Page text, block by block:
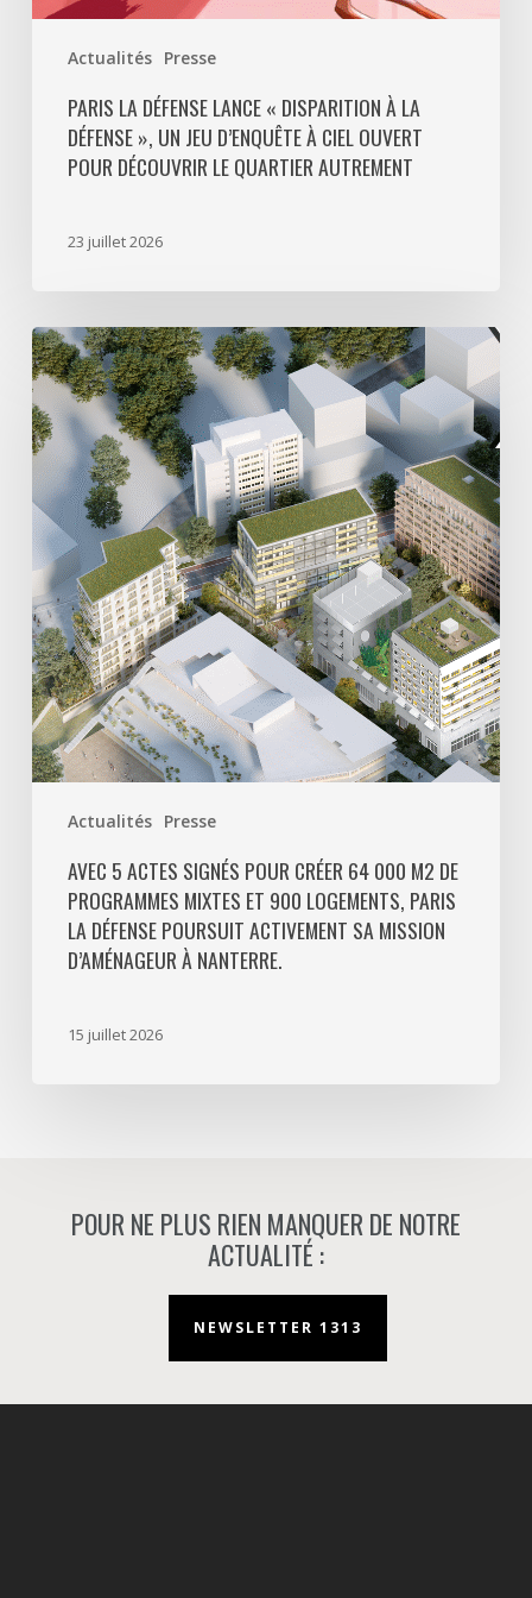
Actualités Presse
ciel
découvrir
quartier
PARIS LA DÉFENSE LANCE « DISPARITION À LA
DÉFENSE », UN JEU D’ENQUÊTE À CIEL OUVERT
POUR DÉCOUVRIR LE QUARTIER AUTREMENT
23 juillet 2026
Actualités Presse
Avec
5
actes
signés
pour
créer
000
m2
de
programmes
mixtes
et
900
logements,
Défense
poursuit
activement
AVEC 5 ACTES SIGNÉS POUR CRÉER 64 000 M2 DE
PROGRAMMES MIXTES ET 900 LOGEMENTS, PARIS
LA DÉFENSE POURSUIT ACTIVEMENT SA MISSION
D’AMÉNAGEUR À NANTERRE.
15 juillet 2026
POUR NE PLUS RIEN MANQUER DE NOTRE
ACTUALITÉ :
NEWSLETTER 1313